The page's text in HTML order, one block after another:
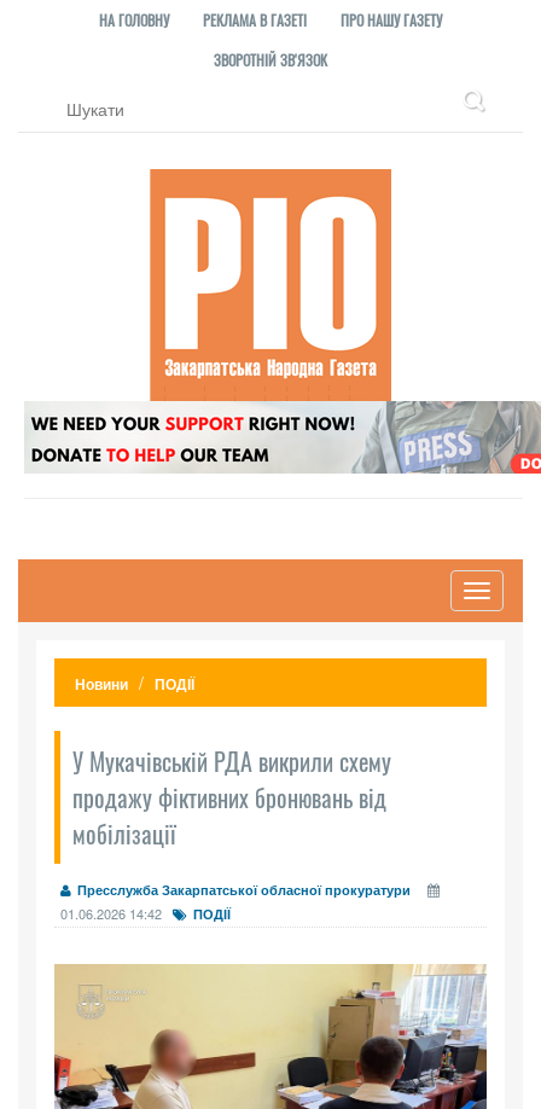
НА ГОЛОВНУ РЕКЛАМА В ГАЗЕТІ
ПРО НАШУ ГАЗЕТУ
ЗВОРОТНІЙ ЗВ'ЯЗОК
Toggle
Новини ПОДІЇ
У Мукачівській РДА викрили схему
продажу фіктивних бронювань від
мобілізації
Пресслужба Закарпатської обласної прокуратури
01.06.2026 14:42 ПОДІЇ